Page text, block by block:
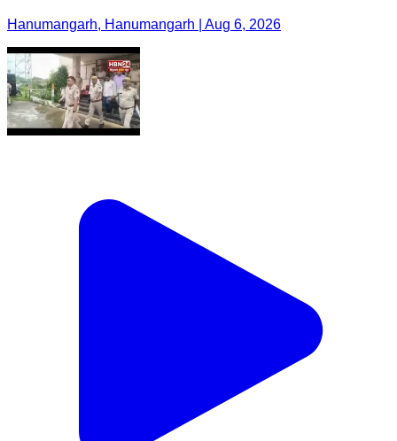
Hanumangarh, Hanumangarh | Aug 6, 2026